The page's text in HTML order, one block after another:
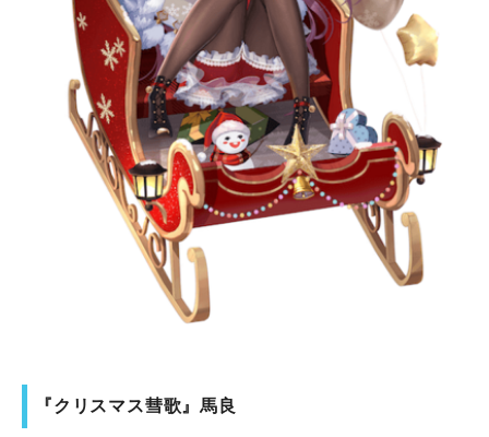
『クリスマス彗歌』馬良